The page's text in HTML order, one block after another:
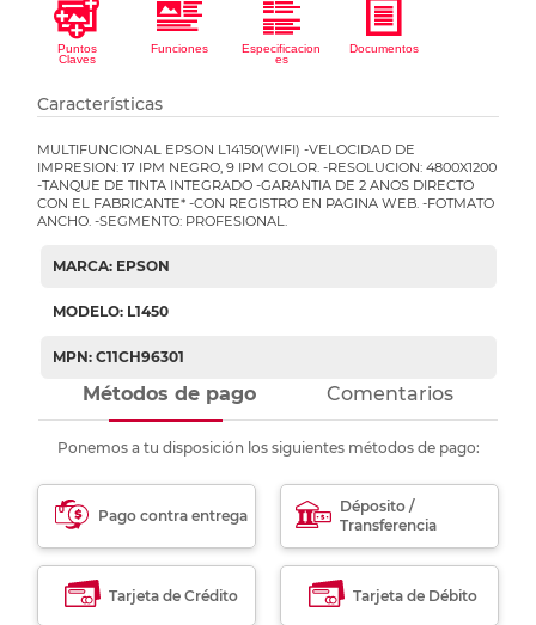
Características
MULTIFUNCIONAL EPSON L14150(WIFI) -VELOCIDAD DE
IMPRESION: 17 IPM NEGRO, 9 IPM COLOR. -RESOLUCION: 4800X1200
-TANQUE DE TINTA INTEGRADO -GARANTIA DE 2 ANOS DIRECTO
CON EL FABRICANTE* -CON REGISTRO EN PAGINA WEB. -FOTMATO
ANCHO. -SEGMENTO: PROFESIONAL.
MARCA: EPSON
MODELO: L1450
MPN: C11CH96301
Métodos de pago Comentarios
Ponemos a tu disposición los siguientes métodos de pago:
Pago contra entrega
Déposito /
Transferencia
Tarjeta de Crédito Tarjeta de Débito